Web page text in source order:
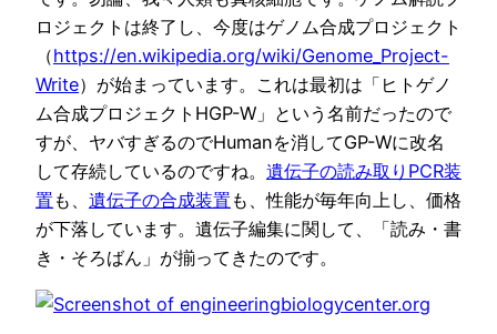
ロジェクトは終了し、今度はゲノム合成プロジェクト
（https://en.wikipedia.org/wiki/Genome_Project-
Write）が始まっています。これは最初は「ヒトゲノ
ム合成プロジェクトHGP-W」という名前だったので
すが、ヤバすぎるのでHumanを消してGP-Wに改名
して存続しているのですね。 遺伝子の読み取りPCR装
置 も、 遺伝子の合成装置 も、性能が毎年向上し、価格
が下落しています。遺伝子編集に関して、「読み・書
き・そろばん」が揃ってきたのです。